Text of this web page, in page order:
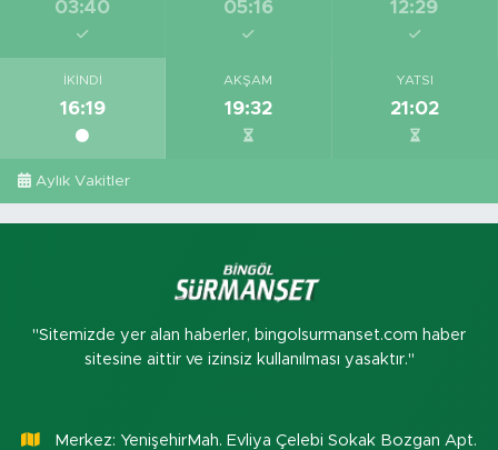
03:40 05:16 12:29
İKINDI
16:19
AKŞAM
19:32
YATSI
21:02
Aylık Vakitler
"Sitemizde yer alan haberler, bingolsurmanset.com haber
sitesine aittir ve izinsiz kullanılması yasaktır."
Merkez: YenişehirMah. Evliya Çelebi Sokak Bozgan Apt.